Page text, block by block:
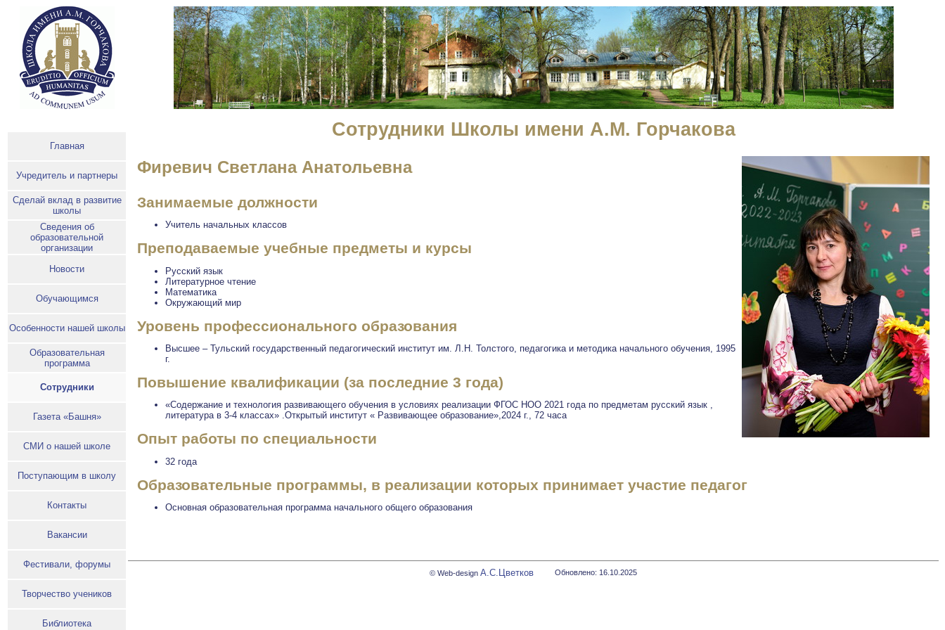
Главная
Учредитель и партнеры
Сделай вклад в развитие
школы
Сведения об
образовательной
организации
Новости
Обучающимся
Особенности нашей школы
Образовательная
программа
Сотрудники
Газета «Башня»
СМИ о нашей школе
Поступающим в школу
Контакты
Вакансии
Фестивали, форумы
Творчество учеников
Библиотека
Сотрудники Школы имени А.М. Горчакова
Фиревич Светлана Анатольевна
Занимаемые должности
Учитель начальных классов
Преподаваемые учебные предметы и курсы
Русский язык
Литературное чтение
Математика
Окружающий мир
Уровень профессионального образования
Высшее – Тульский государственный педагогический институт им. Л.Н. Толстого, педагогика и методика начального обучения, 1995
г.
Повышение квалификации (за последние 3 года)
«Содержание и технология развивающего обучения в условиях реализации ФГОС НОО 2021 года по предметам русский язык ,
литература в 3-4 классах» .Открытый институт « Развивающее образование»,2024 г., 72 часа
Опыт работы по специальности
32 года
Образовательные программы, в реализации которых принимает участие педагог
Основная образовательная программа начального общего образования
© Web-design А.С.Цветков Обновлено: 16.10.2025